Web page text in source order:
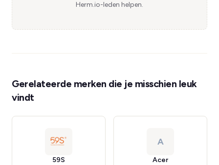
Herm.io-leden helpen.
Gerelateerde merken die je misschien leuk
vindt
59S
A
Acer